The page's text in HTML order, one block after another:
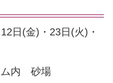
日(金)・23日(火)・
ム内 砂場